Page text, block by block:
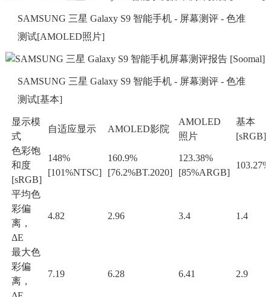
SAMSUNG 三星 Galaxy S9 智能手机 - 屏幕测评 - 色准
测试[AMOLED照片]
SAMSUNG 三星 Galaxy S9 智能手机 - 屏幕测评 - 色准
测试[基本]
显示模
式
自适应显示 AMOLED影院
AMOLED
照片
基本
[sRGB]
色彩饱
和度
[sRGB]
148%
[101%NTSC]
160.9%
[76.2%BT.2020]
123.38%
[85%ARGB]
103.27%
平均色
彩偏
离，
ΔE
4.82 2.96 3.4 1.4
最大色
彩偏
离，
7.19 6.28 6.41 2.9